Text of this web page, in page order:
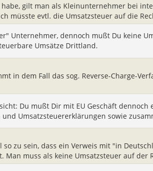
gilt man als Kleinunternehmer bei
müsste evtl. die Umsatzsteuer auf die
Unternehmer, dennoch mußt Du keine
Umsätze Drittland.
in dem Fall das sog. Reverse-Charge-
Du mußt Dir mit EU Geschäft
Umsatzsteuererklärungen sowie
so zu sein, dass ein Verweis mit "in
Man muss als keine Umsatzsteuer auf der